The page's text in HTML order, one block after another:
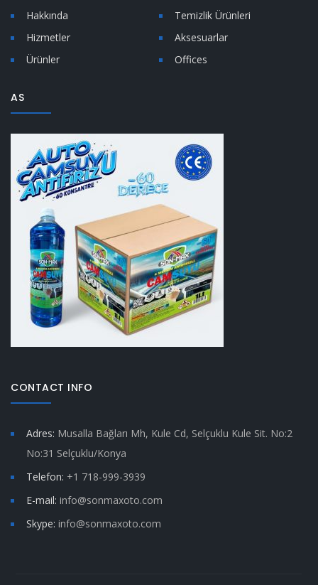
Hakkında
Temizlik Ürünleri
Hizmetler
Aksesuarlar
Ürünler
Offices
AS
CONTACT INFO
Adres: Musalla Bağları Mh, Kule Cd, Selçuklu Kule Sit. No:2
No:31 Selçuklu/Konya
Telefon: +1 718-999-3939
E-mail: info@sonmaxoto.com
Skype: info@sonmaxoto.com